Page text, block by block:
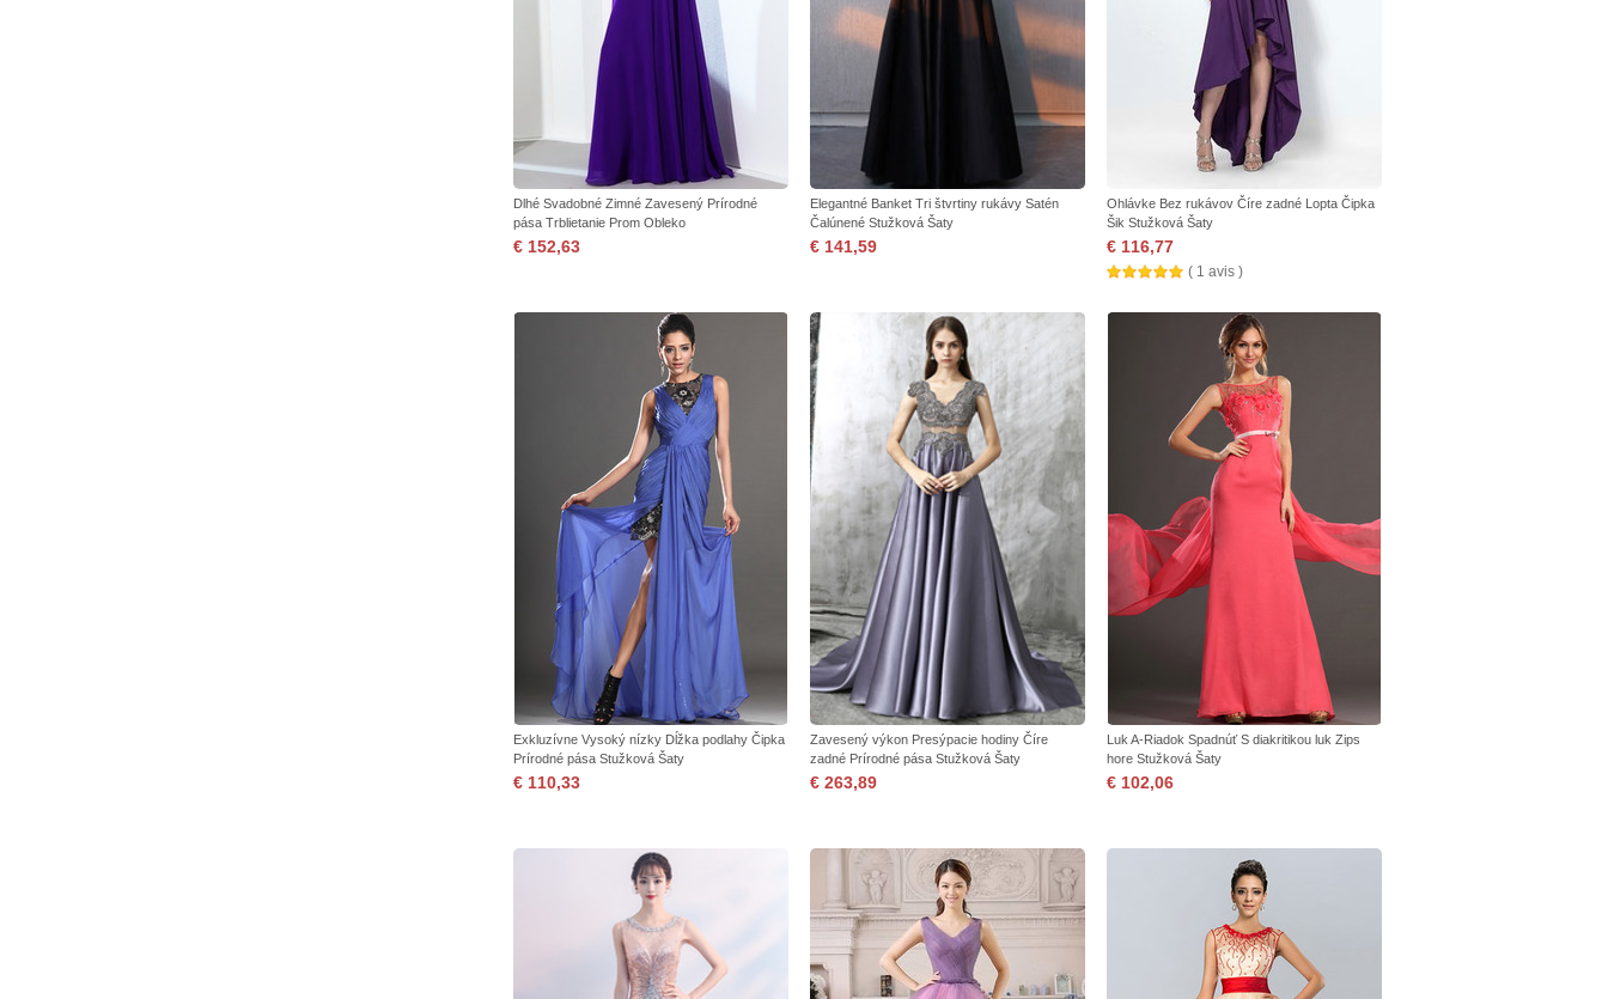
Dlhé Svadobné Zimné Zavesený Prírodné
pása Trblietanie Prom Obleko
€ 152,63
Elegantné Banket Tri štvrtiny rukávy Satén
Čalúnené Stužková Šaty
€ 141,59
Ohlávke Bez rukávov Číre zadné Lopta Čipka
Šik Stužková Šaty
€ 116,77
( 1 avis )
Exkluzívne Vysoký nízky Dĺžka podlahy Čipka
Prírodné pása Stužková Šaty
€ 110,33
Zavesený výkon Presýpacie hodiny Číre
zadné Prírodné pása Stužková Šaty
€ 263,89
Luk A-Riadok Spadnúť S diakritikou luk Zips
hore Stužková Šaty
€ 102,06